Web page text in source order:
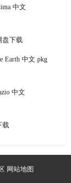
中文
盘下载
Earth 中文 pkg
中文
载
网站地图